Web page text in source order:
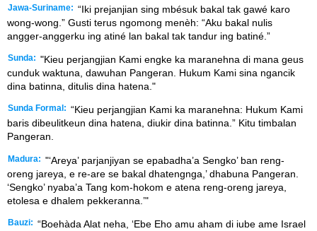
Jawa-Suriname: “Iki prejanjian sing mbésuk bakal tak gawé karo
wong-wong.” Gusti terus ngomong menèh: “Aku bakal nulis
angger-anggerku ing atiné lan bakal tak tandur ing batiné.”
Sunda: "Kieu perjangjian Kami engke ka maranehna di mana geus
cunduk waktuna, dawuhan Pangeran. Hukum Kami sina ngancik
dina batinna, ditulis dina hatena."
Sunda Formal: “Kieu perjangjian Kami ka maranehna: Hukum Kami
baris dibeulitkeun dina hatena, diukir dina batinna.” Kitu timbalan
Pangeran.
Madura: "‘Areya’ parjanjiyan se epabadha’a Sengko’ ban reng-
oreng jareya, e re-are se bakal dhatengnga,’ dhabuna Pangeran.
‘Sengko’ nyaba’a Tang kom-hokom e atena reng-oreng jareya,
etolesa e dhalem pekkeranna.’"
Bauzi: “Boehàda Alat neha, ‘Ebe Eho amu aham di iube ame Israel